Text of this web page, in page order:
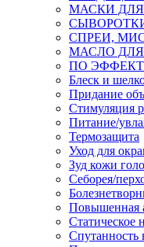
МАСКИ
СПРЕИ,
МАСЛО
ПО
Блеск и
Придание
Стимуляция
Питание/
Термозащита
Уход для
Зуд кожи
Себорея/
Повышенная
Статическое
Спутанность